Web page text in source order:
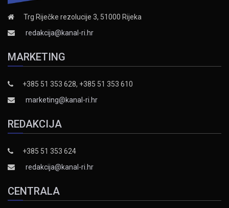
Trg Riječke rezolucije 3, 51000 Rijeka
redakcija@kanal-ri.hr
MARKETING
+385 51 353 628, +385 51 353 610
marketing@kanal-ri.hr
REDAKCIJA
+385 51 353 624
redakcija@kanal-ri.hr
CENTRALA